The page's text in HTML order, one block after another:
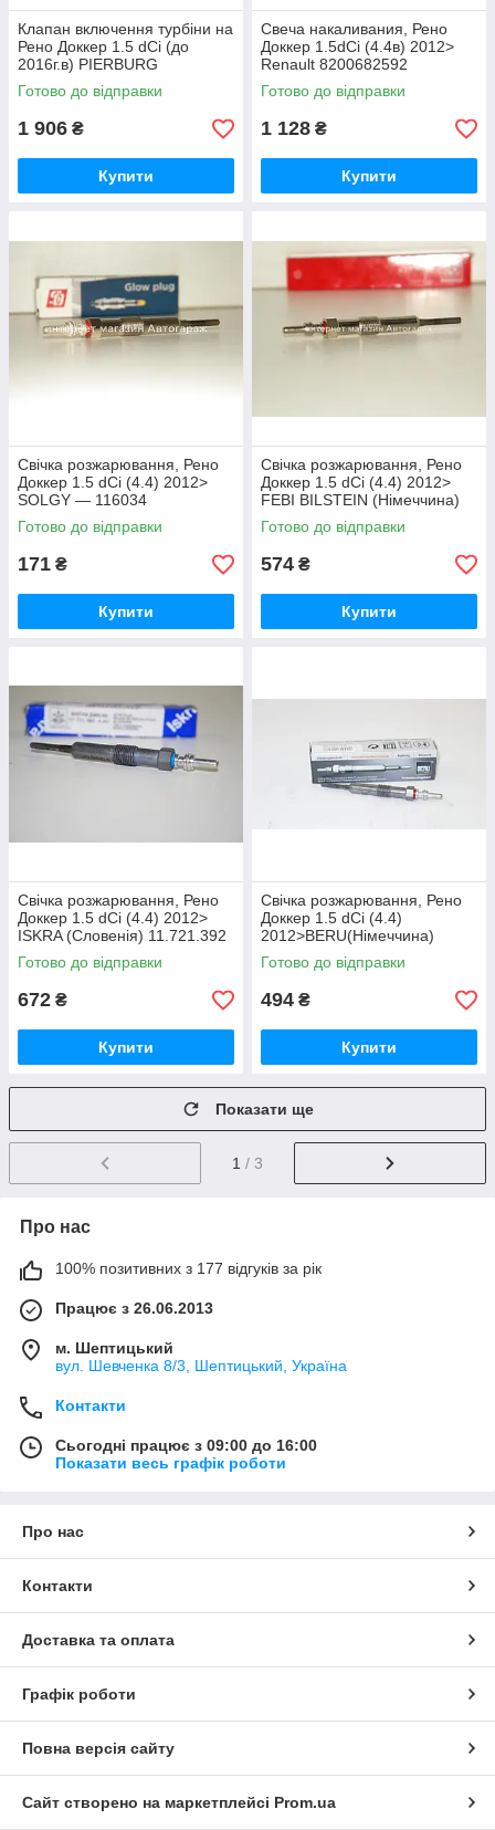
Клапан включення турбіни на
Рено Доккер 1.5 dCi (до
2016г.в) PIERBURG
(Німеччина) 701814120
Готово до відправки
1 906 ₴
Купити
Свеча накаливания, Рено
Доккер 1.5dCi (4.4в) 2012>
Renault 8200682592
Готово до відправки
1 128 ₴
Купити
Свічка розжарювання, Рено
Доккер 1.5 dCi (4.4) 2012>
SOLGY — 116034
Готово до відправки
171 ₴
Купити
Свічка розжарювання, Рено
Доккер 1.5 dCi (4.4) 2012>
FEBI BILSTEIN (Німеччина)
38475
Готово до відправки
574 ₴
Купити
Свічка розжарювання, Рено
Доккер 1.5 dCi (4.4) 2012>
ISKRA (Словенія) 11.721.392
Готово до відправки
672 ₴
Купити
Свічка розжарювання, Рено
Доккер 1.5 dCi (4.4)
2012>BERU(Німеччина)
GE110
Готово до відправки
494 ₴
Купити
Показати ще
1 / 3
Про нас
100% позитивних з 177 відгуків за рік
Працює з 26.06.2013
м. Шептицький
вул. Шевченка 8/3, Шептицький, Україна
Контакти
Сьогодні працює з 09:00 до 16:00
Показати весь графік роботи
Про нас
Контакти
Доставка та оплата
Графік роботи
Повна версія сайту
Сайт створено на маркетплейсі Prom.ua